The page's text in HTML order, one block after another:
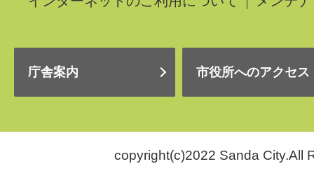
庁舎案内 市役所へのアクセス
copyright(c)2022 Sanda City.All